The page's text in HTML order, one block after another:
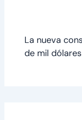
La nueva
de mil dólares